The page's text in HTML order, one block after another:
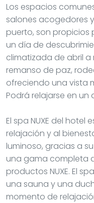
Los espacios
salones acogedores
puerto, son propicios
un día de
climatizada de abril a
remanso de paz,
ofreciendo una vista
Podrá relajarse en
El spa NUXE del
relajación y al
luminoso, gracias a
una gama completa
productos NUXE. El
una sauna y una
momento de